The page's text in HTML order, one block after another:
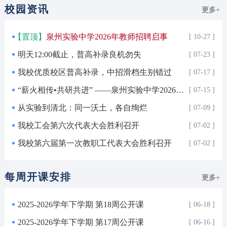
校园资讯 更多+
泉州实验中学2026年教师招聘启事 [ 10-27 ]
明天12:00截止，普高补录良机勿失 [ 07-23 ]
我校优质校区普高补录，中招滑档生别错过 [ 07-17 ]
“薪火相传•共研共进” ——泉州实验中学2026届高考教学研讨会圆满召开 [ 07-15 ]
从实验到清北：同一沃土，各自绚烂 [ 07-09 ]
我校工会第六次代表大会胜利召开 [ 07-02 ]
我校第六届第一次教职工代表大会胜利召开 [ 07-02 ]
每周开课安排 更多+
2025-2026学年下学期 第18周公开课 [ 06-18 ]
2025-2026学年下学期 第17周公开课 [ 06-16 ]